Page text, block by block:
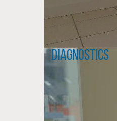
Diagnostics